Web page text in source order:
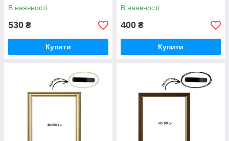
В наявності
530 ₴
Купити
В наявності
400 ₴
Купити